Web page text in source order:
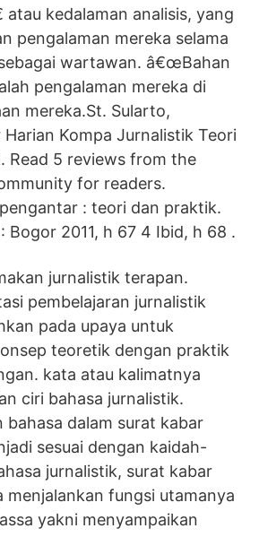
atau kedalaman analisis, yang
pengalaman mereka selama
wartawan. â€œBahan
pengalaman mereka di
mereka.St. Sularto,
Kompa Jurnalistik Teori
Read 5 reviews from the
for readers.
: teori dan praktik.
Bogor 2011, h 67 4 Ibid, h 68 .
jurnalistik terapan.
pembelajaran jurnalistik
pada upaya untuk
teoretik dengan praktik
kata atau kalimatnya
ciri bahasa jurnalistik.
bahasa dalam surat kabar
sesuai dengan kaidah-
jurnalistik, surat kabar
menjalankan fungsi utamanya
yakni menyampaikan